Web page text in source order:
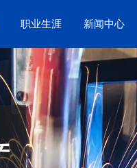
职业生涯 新闻中心